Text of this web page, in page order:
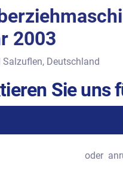
2003
Salzuflen, Deutschland
Sie uns
oder